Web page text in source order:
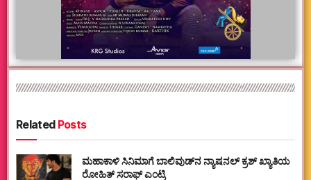
RelatedPosts
ಮಹಾಕಾಳಿ ಸಿನಿಮಾಗೆ ಬಾಲಿವುಡ್‌ನ ನ್ಯಾಷನಲ್ ಕ್ರಶ್ ಖ್ಯಾತಿಯ
ರೋಹಿತ್ ಸರಾಫ್ ಎಂಟ್ರಿ